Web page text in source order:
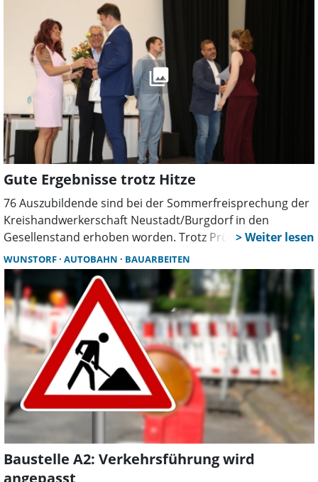
Gute Ergebnisse trotz Hitze
76 Auszubildende sind bei der Sommerfreisprechung der
Kreishandwerkerschaft Neustadt/Burgdorf in den
Gesellenstand erhoben worden. Trotz Prüfungen unter
großer Hitze überzeugten sie mit starken Leistungen.
Einige Nachwuchskräfte erzielten sogar Bestnoten.
WUNSTORF AUTOBAHN BAUARBEITEN
Baustelle A2: Verkehrsführung wird